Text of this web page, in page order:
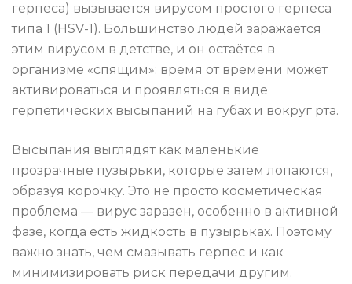
герпеса) вызывается вирусом простого герпеса
типа 1 (HSV-1). Большинство людей заражается
этим вирусом в детстве, и он остаётся в
организме «спящим»: время от времени может
активироваться и проявляться в виде
герпетических высыпаний на губах и вокруг рта.
Высыпания выглядят как маленькие
прозрачные пузырьки, которые затем лопаются,
образуя корочку. Это не просто косметическая
проблема — вирус заразен, особенно в активной
фазе, когда есть жидкость в пузырьках. Поэтому
важно знать, чем смазывать герпес и как
минимизировать риск передачи другим.